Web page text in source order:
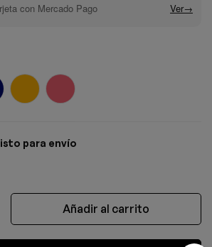
para envío
Añadir al carrito